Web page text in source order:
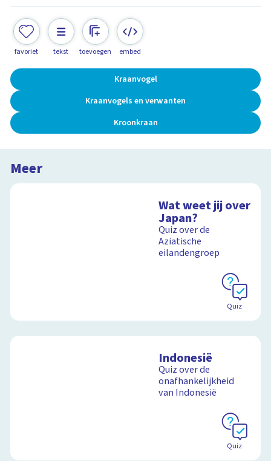
favoriet tekst toevoegen embed
Kraanvogel
Kraanvogels en verwanten
Kroonkraan
Meer
Wat weet jij over
Japan?
Quiz over de
Aziatische
eilandengroep
Quiz
Indonesië
Quiz over de
onafhankelijkheid
van Indonesië
Quiz